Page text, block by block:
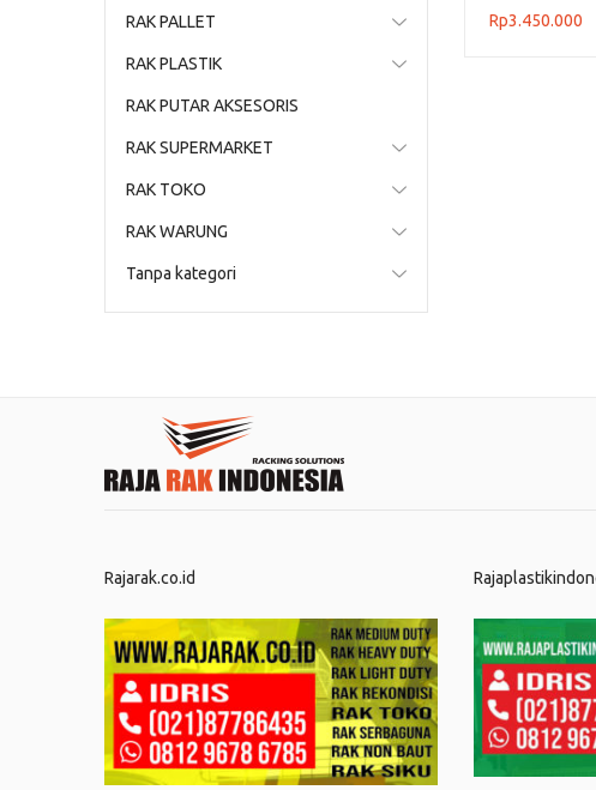
Rp3.450.000
RAK PALLET
RAK PLASTIK
RAK PUTAR AKSESORIS
RAK SUPERMARKET
RAK TOKO
RAK WARUNG
Tanpa kategori
Rajarak.co.id